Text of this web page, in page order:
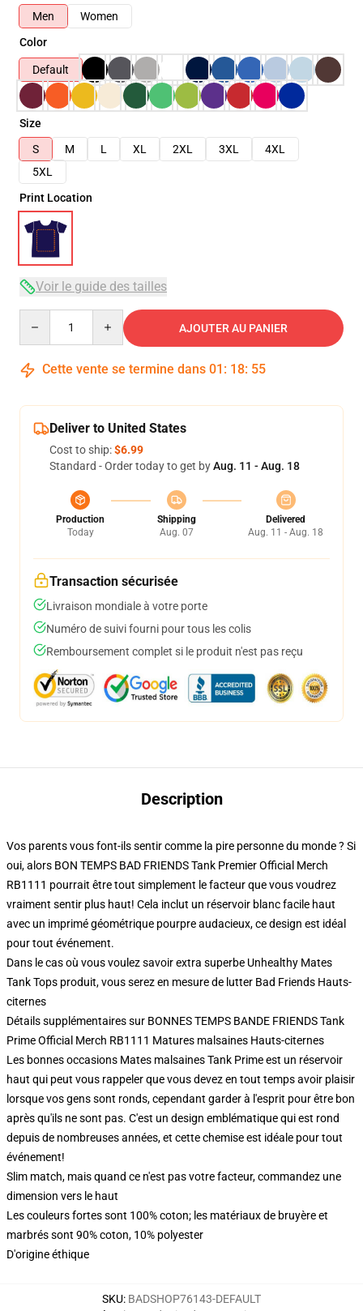
Men
Women
Color
Default
Size
S
M L XL 2XL 3XL
4XL
5XL
Print Location
Voir le guide des tailles
AJOUTER AU PANIER
Cette vente se termine dans 01 : 18: 54
Deliver to United States
Cost to ship:$6.99
Standard - Order today to get byAug. 11 - Aug. 18
Production
Today
Shipping
Aug. 07
Delivered
Aug. 11 - Aug. 18
Transaction sécurisée
Livraison mondiale à votre porte
Numéro de suivi fourni pour tous les colis
Remboursement complet si le produit n'est pas reçu
Description
Vos parents vous font-ils sentir comme la pire personne du monde ? Si
oui, alors BON TEMPS BAD FRIENDS Tank Premier Official Merch
RB1111 pourrait être tout simplement le facteur que vous voudrez
vraiment sentir plus haut! Cela inclut un réservoir blanc facile haut
avec un imprimé géométrique pourpre audacieux, ce design est idéal
pour tout événement.
Dans le cas où vous voulez savoir extra superbe Unhealthy Mates
Tank Tops produit, vous serez en mesure de lutter Bad Friends Hauts-
citernes
Détails supplémentaires sur BONNES TEMPS BANDE FRIENDS Tank
Prime Official Merch RB1111 Matures malsaines Hauts-citernes
Les bonnes occasions Mates malsaines Tank Prime est un réservoir
haut qui peut vous rappeler que vous devez en tout temps avoir plaisir
lorsque vos gens sont ronds, cependant garder à l'esprit pour être bon
après qu'ils ne sont pas. C'est un design emblématique qui est rond
depuis de nombreuses années, et cette chemise est idéale pour tout
événement!
Slim match, mais quand ce n'est pas votre facteur, commandez une
dimension vers le haut
Les couleurs fortes sont 100% coton; les matériaux de bruyère et
marbrés sont 90% coton, 10% polyester
D'origine éthique
SKU: BADSHOP76143-DEFAULT